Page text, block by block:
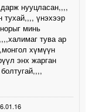
нууцласан,,,,
тухай,,,, үнэхээр
минь
тува ар
хүмүүн
энх жарган